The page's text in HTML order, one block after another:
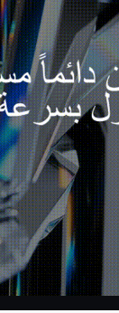
باك يصل الى
80%